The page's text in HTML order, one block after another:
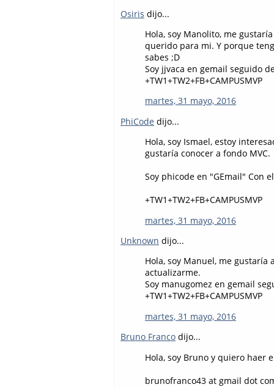
Osiris dijo...
Hola, soy Manolito, me
querido para mi. Y porque
sabes ;D
Soy jjvaca en gemail seguido
+TW1+TW2+FB+CAMPUSMVP
martes, 31 mayo, 2016
PhiCode dijo...
Hola, soy Ismael, estoy
gustaría conocer a fondo MVC.
Soy phicode en "GEmail" Con
+TW1+TW2+FB+CAMPUSMVP
martes, 31 mayo, 2016
Unknown dijo...
Hola, soy Manuel, me gustaría
actualizarme.
Soy manugomez en gemail
+TW1+TW2+FB+CAMPUSMVP
martes, 31 mayo, 2016
Bruno Franco dijo...
Hola, soy Bruno y quiero haer
brunofranco43 at gmail dot